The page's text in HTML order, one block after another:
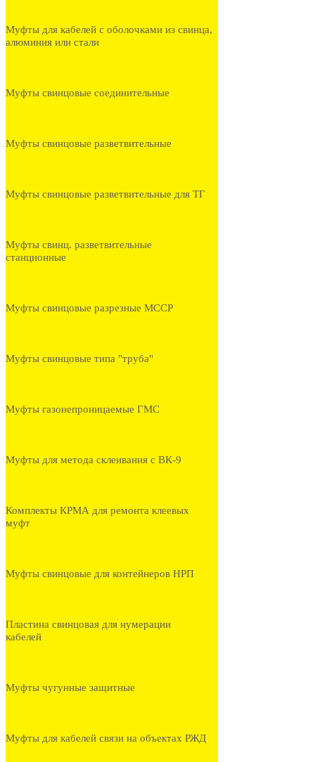
Муфты для кабелей с оболочками из свинца,
алюминия или стали
Муфты свинцовые соединительные
Муфты свинцовые разветвительные
Муфты свинцовые разветвительные для ТГ
Муфты свинц. разветвительные
станционные
Муфты свинцовые разрезные МССР
Муфты свинцовые типа "труба"
Муфты газонепроницаемые ГМС
Муфты для метода склеивания с ВК-9
Комплекты КРМА для ремонта клеевых
муфт
Муфты свинцовые для контейнеров НРП
Пластина свинцовая для нумерации
кабелей
Муфты чугунные защитные
Муфты для кабелей связи на объектах РЖД